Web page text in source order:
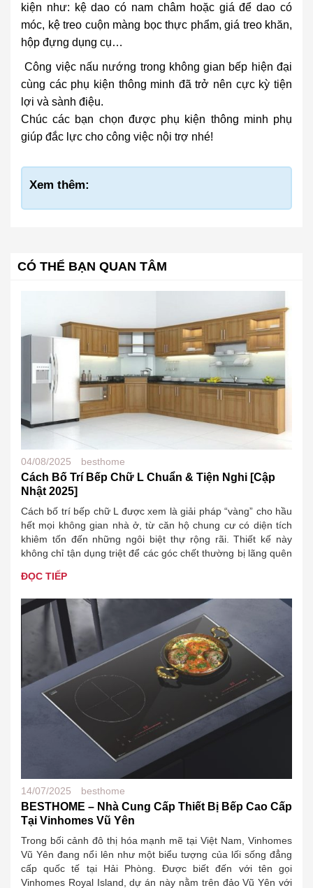
kiện như: kệ dao có nam châm hoặc giá để dao có
móc, kệ treo cuộn màng bọc thực phẩm, giá treo khăn,
hộp đựng dụng cụ…
Công việc nấu nướng trong không gian bếp hiện đại
cùng các phụ kiện thông minh đã trở nên cực kỳ tiện
lợi và sành điệu.
Chúc các bạn chọn được phụ kiện thông minh phụ
giúp đắc lực cho công việc nội trợ nhé!
Xem thêm:
CÓ THỂ BẠN QUAN TÂM
04/08/2025 besthome
Cách Bố Trí Bếp Chữ L Chuẩn & Tiện Nghi [Cập
Nhật 2025]
Cách bố trí bếp chữ L được xem là giải pháp “vàng” cho hầu
hết mọi không gian nhà ở, từ căn hộ chung cư có diện tích
khiêm tốn đến những ngôi biệt thự rộng rãi. Thiết kế này
không chỉ tận dụng triệt để các góc chết thường bị lãng quên
ĐỌC TIẾP
14/07/2025 besthome
BESTHOME – Nhà Cung Cấp Thiết Bị Bếp Cao Cấp
Tại Vinhomes Vũ Yên
Trong bối cảnh đô thị hóa mạnh mẽ tại Việt Nam, Vinhomes
Vũ Yên đang nổi lên như một biểu tượng của lối sống đẳng
cấp quốc tế tại Hải Phòng. Được biết đến với tên gọi
Vinhomes Royal Island, dự án này nằm trên đảo Vũ Yên với